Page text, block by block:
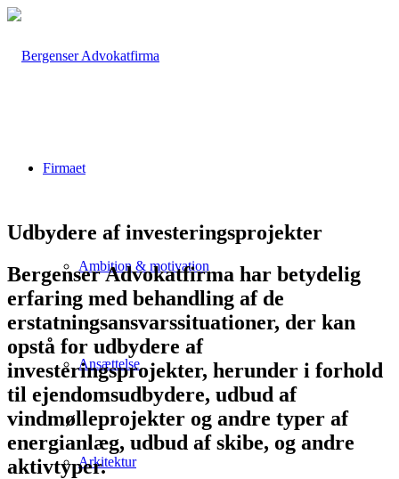
Firmaet
Ambition & motivation
Ansættelse
Arkitektur
Udbydere af investeringsprojekter
Bergenser Advokatfirma har betydelig
erfaring med behandling af de
erstatningsansvarssituationer, der kan
opstå for udbydere af
investeringsprojekter, herunder i forhold
til ejendomsudbydere, udbud af
vindmølleprojekter og andre typer af
energianlæg, udbud af skibe, og andre
aktivtyper.